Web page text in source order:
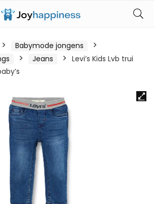
Babymode jongens
Jeans
Levi’s Kids Lvb trui